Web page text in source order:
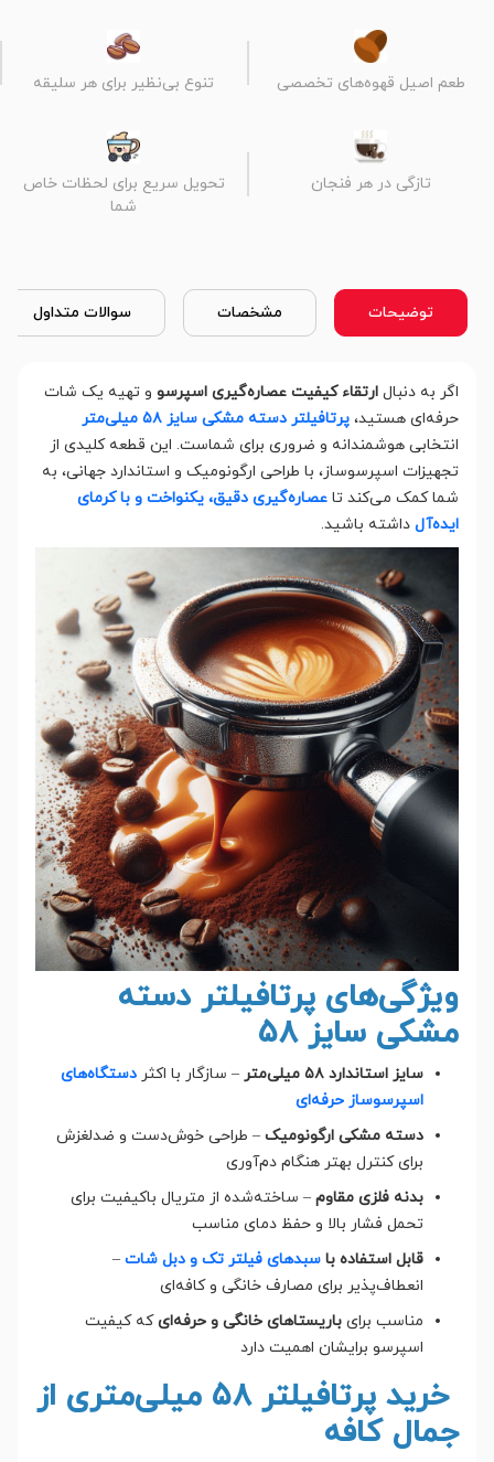
طعم اصیل قهوه‌های تخصصی تنوع بی‌نظیر برای هر سلیقه
تازگی در هر فنجان
تحویل سریع برای لحظات خاص
شما
توضیحات مشخصات سوالات متداول
اگر به دنبال ارتقاء کیفیت عصاره‌گیری اسپرسو و تهیه یک شات
حرفه‌ای هستید، پرتافیلتر دسته مشکی سایز ۵۸ میلی‌متر
انتخابی هوشمندانه و ضروری برای شماست. این قطعه کلیدی از
تجهیزات اسپرسوساز، با طراحی ارگونومیک و استاندارد جهانی، به
شما کمک می‌کند تا عصاره‌گیری دقیق، یکنواخت و با کرمای
ایده‌آل داشته باشید.
ویژگی‌های پرتافیلتر دسته
مشکی سایز ۵۸
سایز استاندارد ۵۸ میلی‌متر – سازگار با اکثر دستگاه‌های
اسپرسوساز حرفه‌ای
دسته مشکی ارگونومیک – طراحی خوش‌دست و ضدلغزش
برای کنترل بهتر هنگام دم‌آوری
بدنه فلزی مقاوم – ساخته‌شده از متریال باکیفیت برای
تحمل فشار بالا و حفظ دمای مناسب
قابل استفاده با سبدهای فیلتر تک و دبل شات –
انعطاف‌پذیر برای مصارف خانگی و کافه‌ای
مناسب برای باریستاهای خانگی و حرفه‌ایکه کیفیت
اسپرسو برایشان اهمیت دارد
خرید پرتافیلتر ۵۸ میلی‌متری از
جمال کافه